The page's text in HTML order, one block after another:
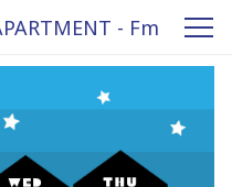
- Fm